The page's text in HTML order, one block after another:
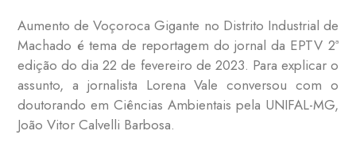
Aumento de Voçoroca Gigante no Distrito Industrial de
Machado é tema de reportagem do jornal da EPTV 2ª
edição do dia 22 de fevereiro de 2023. Para explicar o
assunto, a jornalista Lorena Vale conversou com o
doutorando em Ciências Ambientais pela UNIFAL-MG,
João Vitor Calvelli Barbosa.